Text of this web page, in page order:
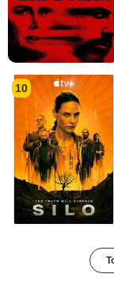
10